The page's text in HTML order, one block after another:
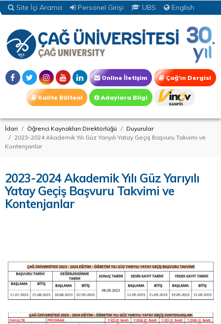
Site İçi Arama Personel Girişi UBS English
Online İletişim Çağ'ın Dergisi
Kalite Bülteni Adaylara Bilgi
İdari Öğrenci Kaynakları Direktörlüğü
Duyurular
2023-2024 Akademik Yılı Güz Yarıyılı Yatay Geçiş Başvuru Takvimi ve
Kontenjanlar
2023-2024 Akademik Yılı Güz Yarıyılı
Yatay Geçiş Başvuru Takvimi ve
Kontenjanlar